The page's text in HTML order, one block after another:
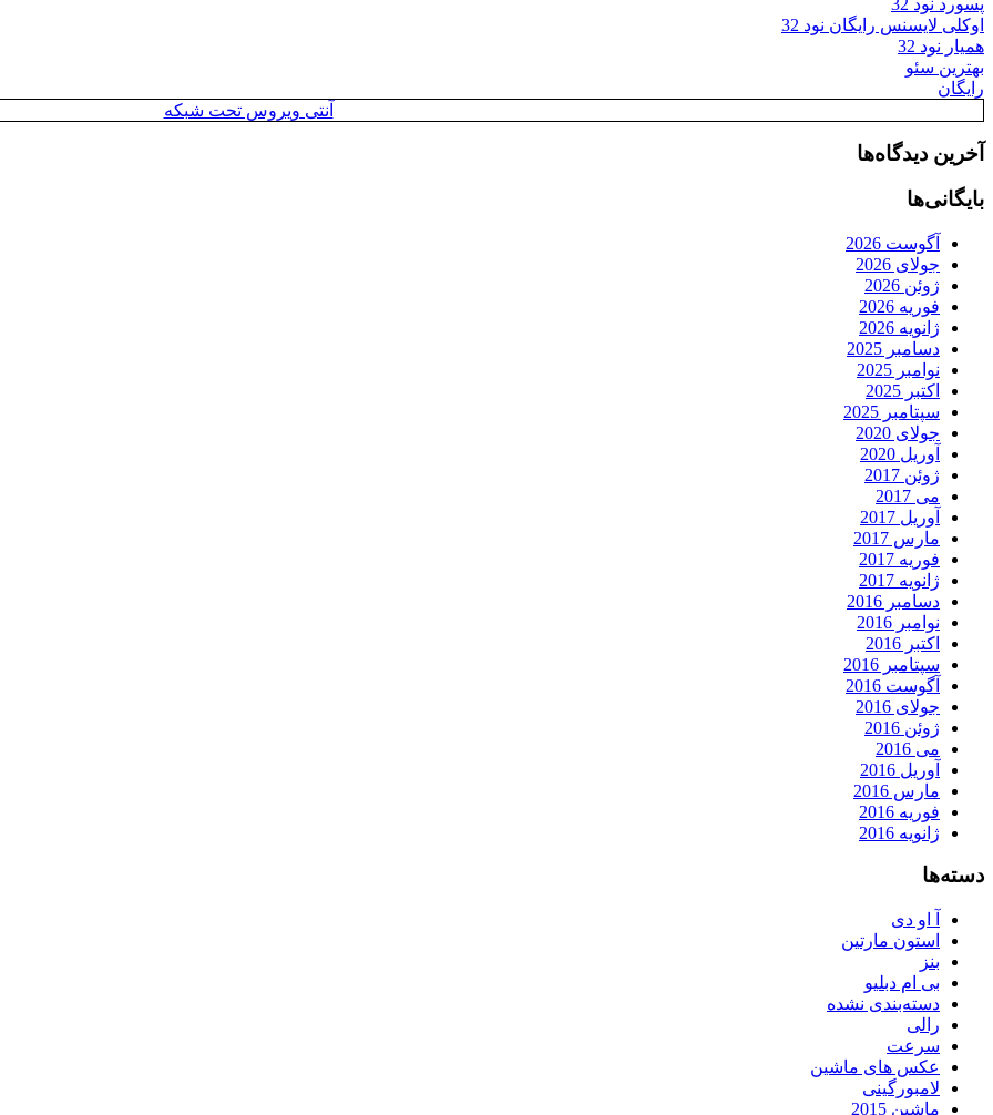
اوکلی لایسنس رایگان نود 32
همیار نود 32
بهترین سئو
رایگان
آنتی ویروس تحت شبکه
آخرین دیدگاه‌ها
بایگانی‌ها
آگوست 2026
جولای 2026
ژوئن 2026
فوریه 2026
ژانویه 2026
دسامبر 2025
نوامبر 2025
اکتبر 2025
سپتامبر 2025
جولای 2020
آوریل 2020
ژوئن 2017
می 2017
آوریل 2017
مارس 2017
فوریه 2017
ژانویه 2017
دسامبر 2016
نوامبر 2016
اکتبر 2016
سپتامبر 2016
آگوست 2016
جولای 2016
ژوئن 2016
می 2016
آوریل 2016
مارس 2016
فوریه 2016
ژانویه 2016
دسته‌ها
آ او دی
استون مارتین
بنز
بی ام دبلیو
دسته‌بندی نشده
رالی
سرعت
عکس های ماشین
لامبورگینی
ماشین 2015